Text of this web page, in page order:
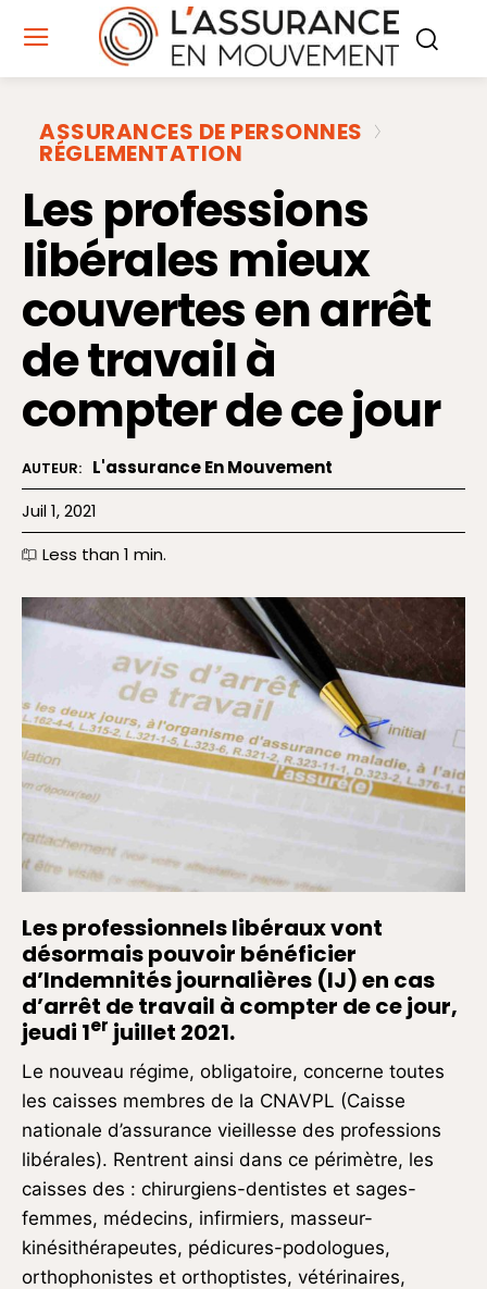
ASSURANCES DE PERSONNES
RÉGLEMENTATION
Les professions
libérales mieux
couvertes en arrêt
de travail à
compter de ce jour
AUTEUR: L'assurance En Mouvement
Juil 1, 2021
Less than 1 min.
Les professionnels libéraux vont
désormais pouvoir bénéficier
d’Indemnités journalières (IJ) en cas
d’arrêt de travail à compter de ce jour,
jeudi 1er juillet 2021.
Le nouveau régime, obligatoire, concerne toutes
les caisses membres de la CNAVPL (Caisse
nationale d’assurance vieillesse des professions
libérales). Rentrent ainsi dans ce périmètre, les
caisses des : chirurgiens-dentistes et sages-
femmes, médecins, infirmiers, masseur-
kinésithérapeutes, pédicures-podologues,
orthophonistes et orthoptistes, vétérinaires,